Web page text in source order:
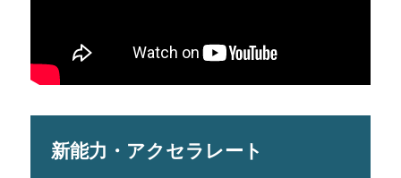
新能力・アクセラレート